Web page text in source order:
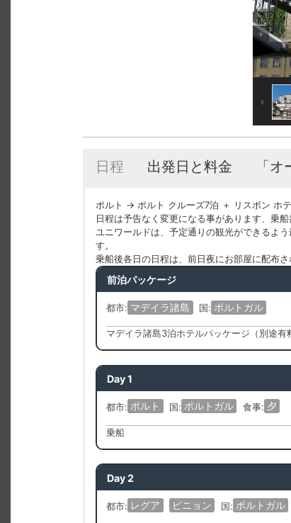
日程 出発日と料金 「
ポルト → ポルト クルーズ7泊 ＋ リスボン ホ
日程は予告なく変更になる事があります、乗
ユニワールドは、予定通りの観光ができるよ
す。
乗船後各日の日程は、前日夜にお部屋に配布さ
前泊パッケージ
都市: マデイラ諸島 国: ポルトガル
マデイラ諸島3泊ホテルパッケージ（別途有
Day 1
都市: ポルト 国: ポルトガル 食事: 夕
乗船
Day 2
都市: レグア ピニョン 国: ポルトガル